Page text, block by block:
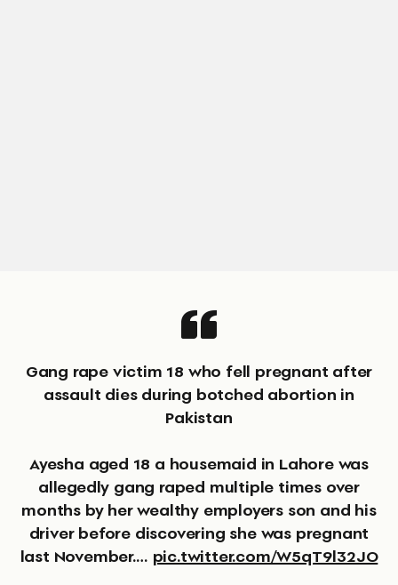
Gang rape victim 18 who fell pregnant after
assault dies during botched abortion in
Pakistan
Ayesha aged 18 a housemaid in Lahore was
allegedly gang raped multiple times over
months by her wealthy employers son and his
driver before discovering she was pregnant
last November.… pic.twitter.com/W5qT9l32JO